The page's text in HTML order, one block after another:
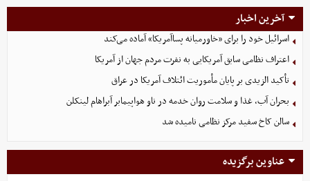
آخرین اخبار
اسرائیل خود را برای «خاورمیانه پساآمریکا» آماده می‌کند
اعتراف نظامی سابق آمریکایی به نفرت مردم جهان از آمریکا
تأکید الزیدی بر پایان مأموریت ائتلاف آمریکا در عراق
بحران آب، غذا و سلامت روان خدمه در ناو هواپیمابر آبراهام لینکلن
سالن کاخ سفید مرکز نظامی نامیده شد
عناوین برگزیده